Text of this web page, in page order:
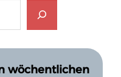
wöchentlichen